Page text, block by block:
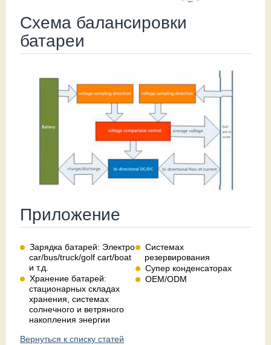
Схема балансировки
батареи
Приложение
Зарядка батарей: Электро
car/bus/truck/golf cart/boat
и т.д.
Хранение батарей:
стационарных складах
хранения, системах
солнечного и ветряного
накопления энергии
Системах
резервирования
Супер конденсаторах
OEM/ODM
Вернуться к списку статей